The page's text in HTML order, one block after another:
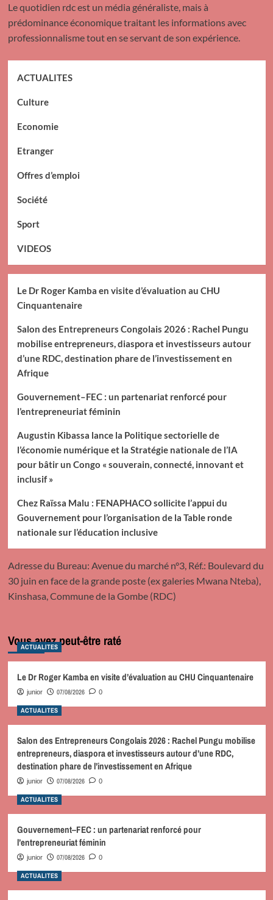
Le quotidien rdc est un média généraliste, mais à
prédominance économique traitant les informations avec
professionnalisme tout en se servant de son expérience.
ACTUALITES
Culture
Economie
Etranger
Offres d’emploi
Société
Sport
VIDEOS
Le Dr Roger Kamba en visite d’évaluation au CHU
Cinquantenaire
Salon des Entrepreneurs Congolais 2026 : Rachel Pungu
mobilise entrepreneurs, diaspora et investisseurs autour
d’une RDC, destination phare de l’investissement en
Afrique
Gouvernement–FEC : un partenariat renforcé pour
l’entrepreneuriat féminin
Augustin Kibassa lance la Politique sectorielle de
l’économie numérique et la Stratégie nationale de l’IA
pour bâtir un Congo « souverain, connecté, innovant et
inclusif »
Chez Raïssa Malu : FENAPHACO sollicite l’appui du
Gouvernement pour l’organisation de la Table ronde
nationale sur l’éducation inclusive
Adresse du Bureau: Avenue du marché n°3, Réf.: Boulevard du
30 juin en face de la grande poste (ex galeries Mwana Nteba),
Kinshasa, Commune de la Gombe (RDC)
Vous avez peut-être raté
ACTUALITES
Le Dr Roger Kamba en visite d’évaluation au CHU Cinquantenaire
junior 07/08/2026 0
ACTUALITES
Salon des Entrepreneurs Congolais 2026 : Rachel Pungu mobilise
entrepreneurs, diaspora et investisseurs autour d’une RDC,
destination phare de l’investissement en Afrique
junior 07/08/2026 0
ACTUALITES
Gouvernement–FEC : un partenariat renforcé pour
l’entrepreneuriat féminin
junior 07/08/2026 0
ACTUALITES